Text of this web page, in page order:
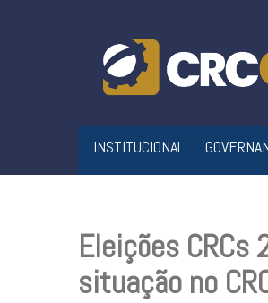
INSTITUCIONAL
Eleições CRCs
situação no